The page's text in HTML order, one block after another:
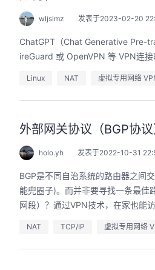
wljslmz 发表于2023-02-20
ChatGPT（Chat Generative Pre-
ireGuard 或 OpenVPN 等 VPN连
Linux NAT 虚拟专用网络
外部网关协议（BGP协
holo.yh 发表于2022-10-31
BGP是不同自治系统的路由器之间
能兜圈子)。而并非要寻找一条最佳
网段）？通过VPN技术，在家也能
NAT TCP/IP 虚拟专用网络